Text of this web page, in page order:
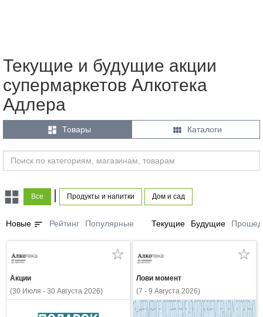
Текущие и будущие акции
супермаркетов Алкотека
Адлера
 Товары  Каталоги
Все | Продукты и напитки Дом и сад
Новые sort Рейтинг Популярные Текущие Будущие
Акции
(30 Июля - 30 Августа 2026)
Лови момент
(7 - 9 Августа 2026)